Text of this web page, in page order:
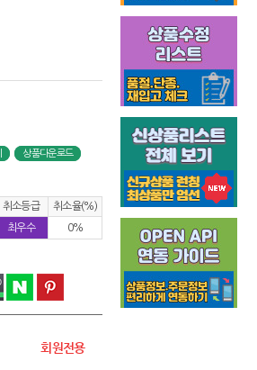
상품다운로드
취소등급
취소율(%)
최우수 0%
회원전용